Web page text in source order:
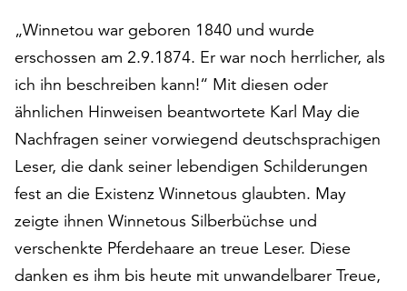
auf
„Alle
akzeptieren“,
um
alle
Cookies
zu
akzeptieren.
Sie
Ihr
Einverständnis
jederzeit
„Winnetou war geboren 1840 und wurde
erschossen am 2.9.1874. Er war noch herrlicher, als
ich ihn beschreiben kann!“ Mit diesen oder
ähnlichen Hinweisen beantwortete Karl May die
Nachfragen seiner vorwiegend deutschsprachigen
Leser, die dank seiner lebendigen Schilderungen
fest an die Existenz Winnetous glaubten. May
zeigte ihnen Winnetous Silberbüchse und
verschenkte Pferdehaare an treue Leser. Diese
danken es ihm bis heute mit unwandelbarer Treue,